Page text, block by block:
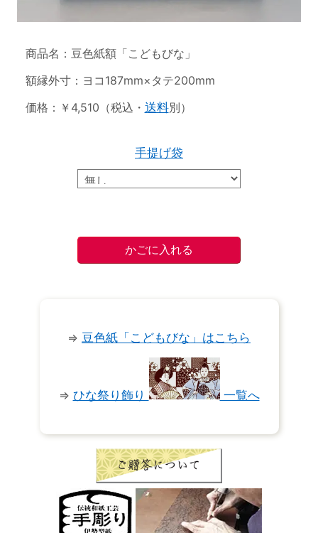
商品名：豆色紙額「こどもびな」
額縁外寸：ヨコ187mm×タテ200mm
価格：￥4,510（税込・ 送料別）
手提げ袋
⇒ 豆色紙「こどもびな」はこちら
⇒ ひな祭り飾り 一覧へ